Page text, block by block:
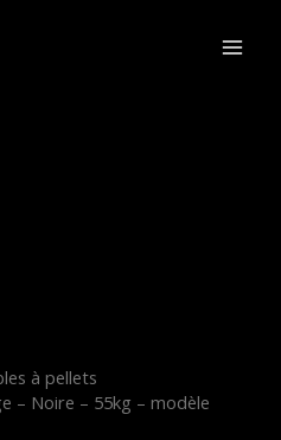
à pellets
– Noire – 55kg – modèle